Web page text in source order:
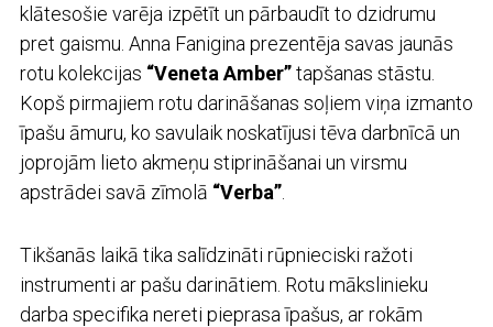
klātesošie varēja izpētīt un pārbaudīt to dzidrumu
pret gaismu. Anna Fanigina prezentēja savas jaunās
rotu kolekcijas “Veneta Amber”tapšanas stāstu.
Kopš pirmajiem rotu darināšanas soļiem viņa izmanto
īpašu āmuru, ko savulaik noskatījusi tēva darbnīcā un
joprojām lieto akmeņu stiprināšanai un virsmu
apstrādei savā zīmolā “Verba”.
Tikšanās laikā tika salīdzināti rūpnieciski ražoti
instrumenti ar pašu darinātiem. Rotu mākslinieku
darba specifika nereti pieprasa īpašus, ar rokām